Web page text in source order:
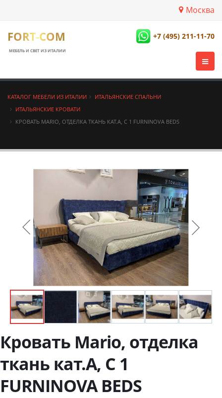
Москва
FORT-COM
МЕБЕЛЬ И СВЕТ ИЗ ИТАЛИИ
+7 (495) 211-11-70
КАТАЛОГ МЕБЕЛИ ИЗ ИТАЛИИ
ИТАЛЬЯНСКИЕ СПАЛЬНИ
ИТАЛЬЯНСКИЕ КРОВАТИ
КРОВАТЬ MARIO, ОТДЕЛКА ТКАНЬ КАТ.A, C 1 FURNINOVA BEDS
Кровать Mario, отделка
ткань кат.A, C 1
FURNINOVA BEDS